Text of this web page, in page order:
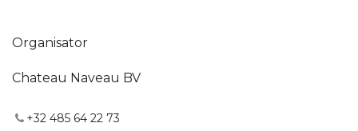
Organisator
Chateau Naveau BV
+32 485 64 22 73